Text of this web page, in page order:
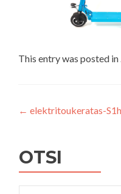
This entry was posted
← elektritoukeratas-
OTSI